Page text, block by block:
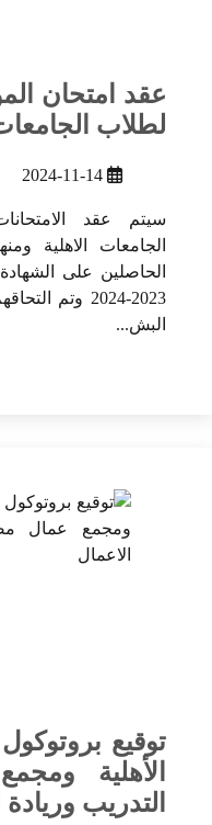
عقد امتحان
لطلاب
2024-11-14
سيتم عقد
الجامعات الاهلية
الحاصلين على
2023-2024
البش...
توقيع
الأهلية
التدريب